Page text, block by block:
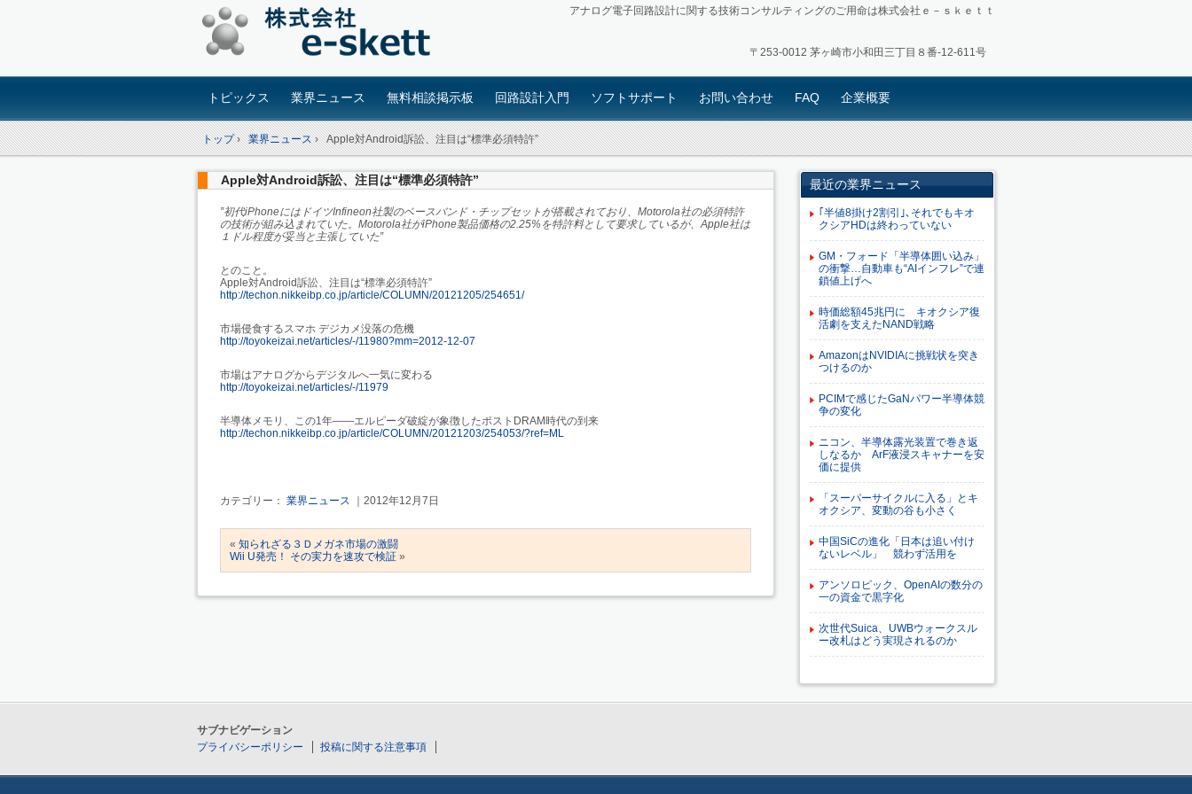
アナログ電子回路設計に関する技術コンサルティングのご用命は株式会社ｅ－ｓｋｅｔｔ
〒253-0012 茅ヶ崎市小和田三丁目８番-12-611号
トピックス 業界ニュース 無料相談掲示板 回路設計入門 ソフトサポート お問い合わせ FAQ 企業概要
トップ› 業界ニュース› Apple対Android訴訟、注目は“標準必須特許”
Apple対Android訴訟、注目は“標準必須特許”
”初代iPhoneにはドイツInfineon社製のベースバンド・チップセットが搭載されており、Motorola社の必須特許
の技術が組み込まれていた。Motorola社がiPhone製品価格の2.25%を特許料として要求しているが、Apple社は
１ドル程度が妥当と主張していた”
とのこと。
Apple対Android訴訟、注目は“標準必須特許”
http://techon.nikkeibp.co.jp/article/COLUMN/20121205/254651/
市場侵食するスマホ デジカメ没落の危機
http://toyokeizai.net/articles/-/11980?mm=2012-12-07
市場はアナログからデジタルへ一気に変わる
http://toyokeizai.net/articles/-/11979
半導体メモリ、この1年――エルピーダ破綻が象徴したポストDRAM時代の到来
http://techon.nikkeibp.co.jp/article/COLUMN/20121203/254053/?ref=ML
カテゴリー： 業界ニュース ｜2012年12月7日
« 知られざる３Ｄメガネ市場の激闘
Wii U発売！ その実力を速攻で検証 »
最近の業界ニュース
｢半値8掛け2割引｣､それでもキオ
クシアHDは終わっていない
GM・フォード「半導体囲い込み」
の衝撃…自動車も“AIインフレ”で連
鎖値上げへ
時価総額45兆円に キオクシア復
活劇を支えたNAND戦略
AmazonはNVIDIAに挑戦状を突き
つけるのか
PCIMで感じたGaNパワー半導体競
争の変化
ニコン、半導体露光装置で巻き返
しなるか ArF液浸スキャナーを安
価に提供
「スーパーサイクルに入る」とキ
オクシア、変動の谷も小さく
中国SiCの進化「日本は追い付け
ないレベル」 競わず活用を
アンソロピック、OpenAIの数分の
一の資金で黒字化
次世代Suica、UWBウォークスル
ー改札はどう実現されるのか
サブナビゲーション
プライバシーポリシー
投稿に関する注意事項